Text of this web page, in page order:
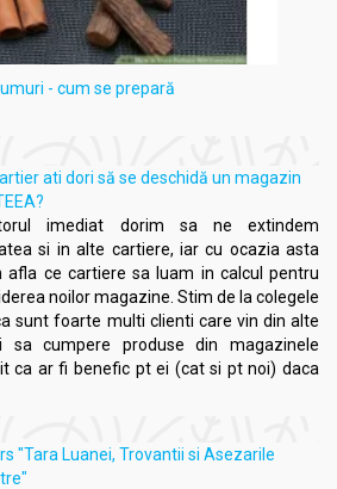
Maceratul este indicat să se
poate folosi cca. 3 luni.
care nu sunt conservate dar
preparat din planta proaspătă,
microbiană este mai accelerat iar
active este de regulă mai mică; în cazul
uscată, aceasta este bine să fie
iar extractul obținut este mai concentrat
- cum se prepară
ati dori să se deschidă un magazin
imediat dorim sa ne extindem
si in alte cartiere, iar cu ocazia asta
afla ce cartiere sa luam in calcul pentru
noilor magazine. Stim de la colegele
sunt foarte multi clienti care vin din alte
sa cumpere produse din magazinele
ca ar fi benefic pt ei (cat si pt noi) daca
"Tara Luanei, Trovantii si Asezarile